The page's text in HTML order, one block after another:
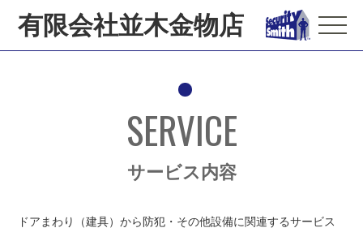
有限会社並木金物店
SERVICE
サービス内容
ドアまわり（建具）から防犯・その他設備に関連するサービス